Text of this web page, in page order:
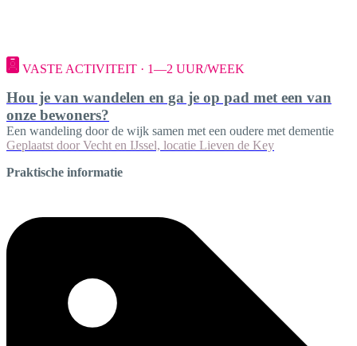
VASTE ACTIVITEIT · 1—2 UUR/WEEK
Hou je van wandelen en ga je op pad met een van
onze bewoners?
Een wandeling door de wijk samen met een oudere met dementie
Geplaatst door Vecht en IJssel, locatie Lieven de Key
Praktische informatie